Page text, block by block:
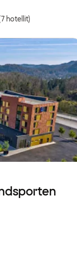
hotellit)